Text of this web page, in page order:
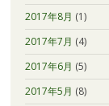
2017年8月 (1)
2017年7月 (4)
2017年6月 (5)
2017年5月 (8)